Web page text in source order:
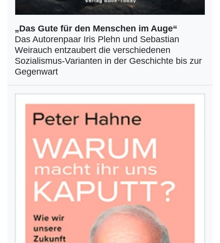
„Das Gute für den Menschen im Auge“
Das Autorenpaar Iris Plehn und Sebastian
Weirauch entzaubert die verschiedenen
Sozialismus-Varianten in der Geschichte bis zur
Gegenwart